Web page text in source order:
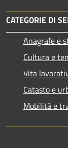
CATEGORIE DI
Anagrafe e
Cultura e
Vita
Catasto e
Mobilità e